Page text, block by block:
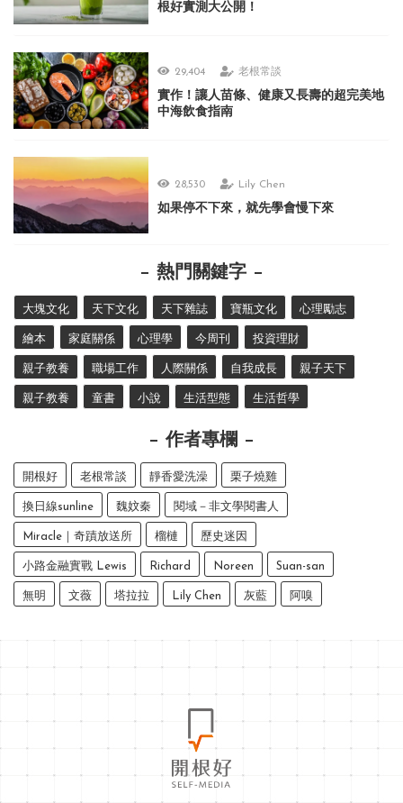
根好實測大公開！
29,404 老根常談
實作！讓人苗條、健康又長壽的超完美地
中海飲食指南
28,530 Lily Chen
如果停不下來，就先學會慢下來
熱門關鍵字
大塊文化 天下文化 天下雜誌 寶瓶文化 心理勵志
繪本 家庭關係 心理學 今周刊 投資理財
親子教養 職場工作 人際關係 自我成長 親子天下
親子教養 童書 小說 生活型態 生活哲學
作者專欄
開根好 老根常談 靜香愛洗澡 栗子燒雞
換日線sunline 魏妏秦 閱域－非文學閱書人
Miracle｜奇蹟放送所 榴槤 歷史迷因
小路金融實戰 Lewis Richard Noreen Suan-san
無明 文薇 塔拉拉 Lily Chen 灰藍 阿嗅